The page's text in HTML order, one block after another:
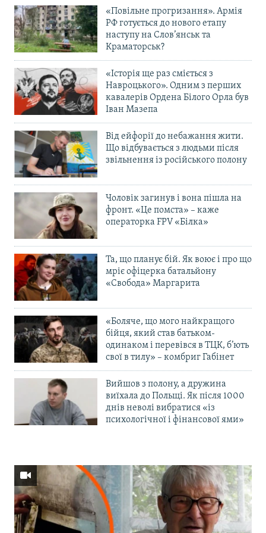
«Повільне прогризання». Армія
РФ готується до нового етапу
наступу на Слов’янськ та
Краматорськ?
«Історія ще раз сміється з
Навроцького». Одним з перших
кавалерів Ордена Білого Орла був
Іван Мазепа
Від ейфорії до небажання жити.
Що відбувається з людьми після
звільнення із російського полону
Чоловік загинув і вона пішла на
фронт. «Це помста» – каже
операторка FPV «Білка»
Та, що планує бій. Як воює і про що
мріє офіцерка батальйону
«Свобода» Маргарита
«Боляче, що мого найкращого
бійця, який став батьком-
одинаком і перевівся в ТЦК, б’ють
свої в тилу» – комбриг Габінет
Вийшов з полону, а дружина
виїхала до Польщі. Як після 1000
днів неволі вибратися «із
психологічної і фінансової ями»